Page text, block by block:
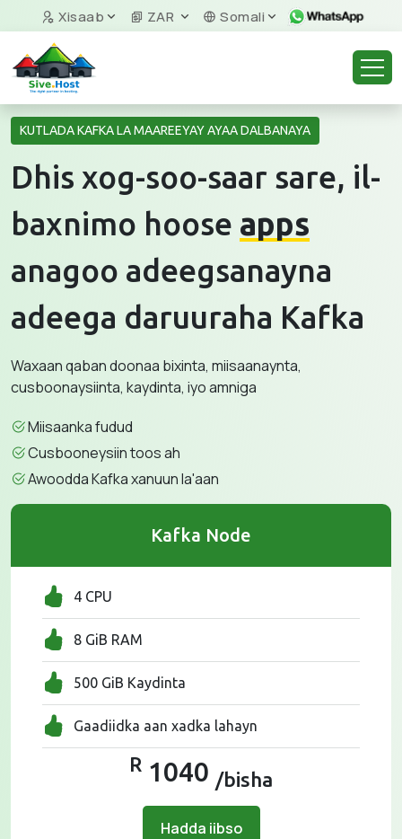
Xisaab ZAR Somali
KUTLADA KAFKA LA MAAREEYAY AYAA DALBANAYA
Dhis xog-soo-saar sare, il-
baxnimo hoose apps
anagoo adeegsanayna
adeega daruuraha Kafka
Waxaan qaban doonaa bixinta, miisaanaynta,
cusboonaysiinta, kaydinta, iyo amniga
Miisaanka fudud
Cusbooneysiin toos ah
Awoodda Kafka xanuun la'aan
Kafka Node
4 CPU
8 GiB RAM
500 GiB Kaydinta
Gaadiidka aan xadka lahayn
R 1040 /bisha
Hadda iibso